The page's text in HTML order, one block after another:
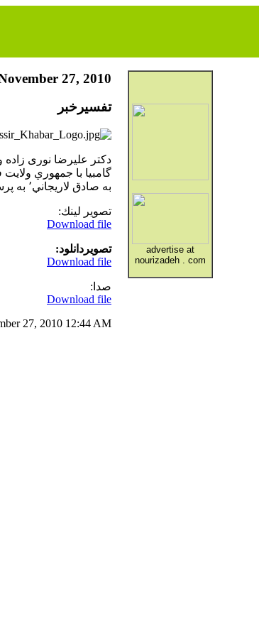
27, 2010
تفسيرخبر
به صادق لاريجاني٬‌ به پرسشهای جمشید چارلنگی پاسخ ميدهند. ۲۶/۱۱/۲۰۱۰
تصوير لينك:
Download file
تصويردانلود:
Download file
صدا:
Download file
27, 2010 12:44 AM
advertise at
nourizadeh . com